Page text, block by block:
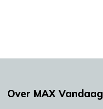
Over MAX Vandaag